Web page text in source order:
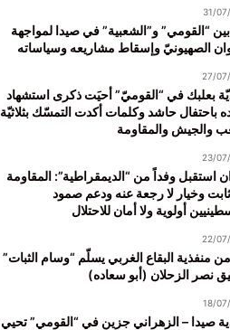
31/
بين “القومي” و”الشعبية” في صيدا لمواجهة
الصهيونيّ وإسقاط مشاريعه وسياساته
27/
بعلبك في “القوميّ” أحيَت ذكرى استشهاد
باحتفال حاشد وكلمات أكدت التمسّك بثلاثيّة
والجيش والمقاومة
23/
استقبل وفداً من “الديمقراطية”: المقاومة
وخيار لا رجعة عنه ودعم صمود
أولوية ولا أمان للاحتلال
22/
منفذية البقاع الغربي يسلّم “وسام الثبات”
نصر الزحلان (أبو سعاده)
18/
صيدا – الزهراني جزين في “القومي” تحيي